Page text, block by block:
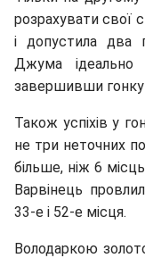
розрахувати свої
і допустила два
Джума ідеально
завершивши гонку
Також успіхів у
не три неточних
більше, ніж 6
Варвінець
33-е і 52-е місця.
Володаркою